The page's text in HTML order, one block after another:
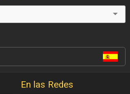
En las Redes